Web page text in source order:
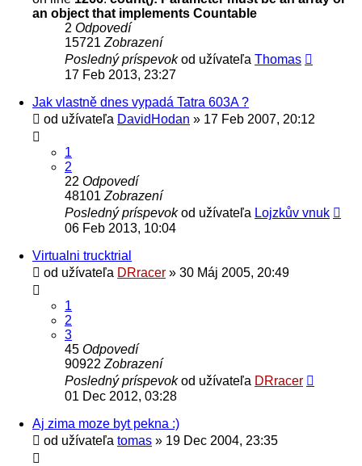
an object that implements Countable
2 Odpovedí
15721 Zobrazení
Posledný príspevokod užívateľa Thomas
17 Feb 2013, 23:27
Jak vlastně dnes vypadá Tatra 603A ?
od užívateľa DavidHodan » 17 Feb 2007, 20:12
1
2
22 Odpovedí
48101 Zobrazení
Posledný príspevokod užívateľa Lojzkův vnuk
06 Feb 2013, 10:04
Virtualni trucktrial
od užívateľa DRracer » 30 Máj 2005, 20:49
1
2
3
45 Odpovedí
90922 Zobrazení
Posledný príspevokod užívateľa DRracer
01 Dec 2012, 03:28
Aj zima moze byt pekna :)
od užívateľa tomas » 19 Dec 2004, 23:35